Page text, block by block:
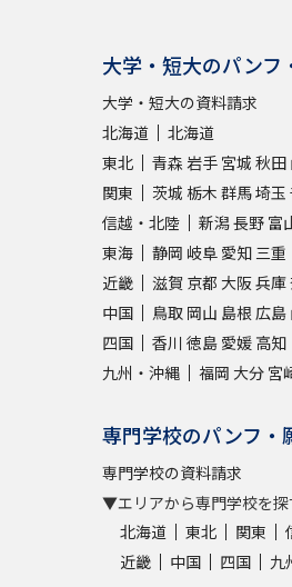
大学・短大のパンフ
大学・短大の資料請求
北海道
北海道
東北
青森 岩手 宮城 秋田
関東
茨城 栃木 群馬埼玉
信越・北陸
新潟長野 富
東海
静岡 岐阜 愛知 三重
近畿
滋賀 京都 大阪兵庫
中国
鳥取 岡山 島根 広島
四国
香川 徳島 愛媛 高知
九州・沖縄
福岡 大分 宮
専門学校のパンフ・
専門学校の資料請求
▼エリアから専門学校を探
北海道
東北 関東
近畿
中国 四国 九